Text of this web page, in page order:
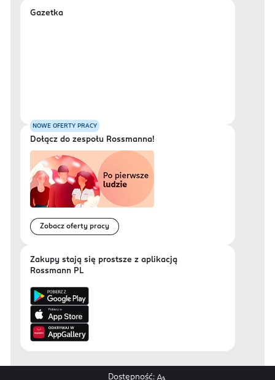
Gazetka
NOWE OFERTY PRACY
Dołącz do zespołu Rossmanna!
Zobacz oferty pracy
Zakupy stają się prostsze z aplikacją
Rossmann PL
Dostępność: